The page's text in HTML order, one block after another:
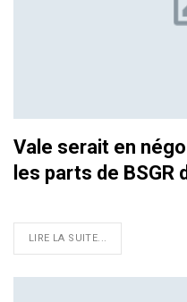
Vale serait en
les parts de BSGR
LIRE LA SUITE...